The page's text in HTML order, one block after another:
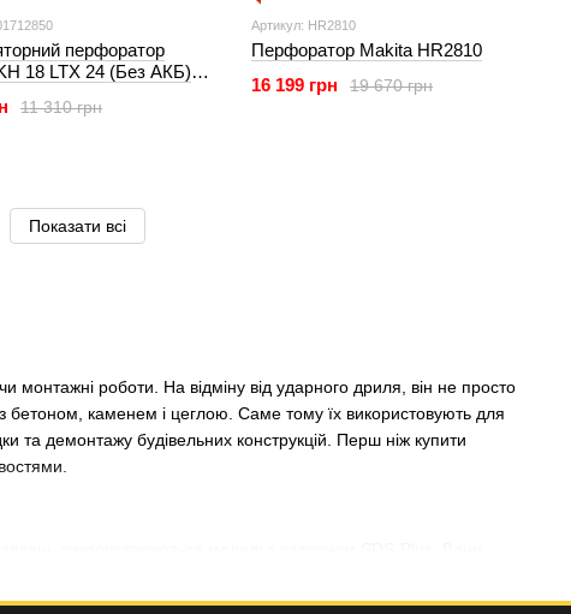
монтажні роботи. На відміну від ударного дриля, він не просто
каменем і цеглою. Саме тому їх використовують для
та демонтажу будівельних конструкцій. Перш ніж купити
перфоратор
18 LTX 24 (Без АКБ)
11 310 грн
Артикул: HR2810
Перфоратор Makita HR2810
19 670 грн
16 199 грн
Показати всі